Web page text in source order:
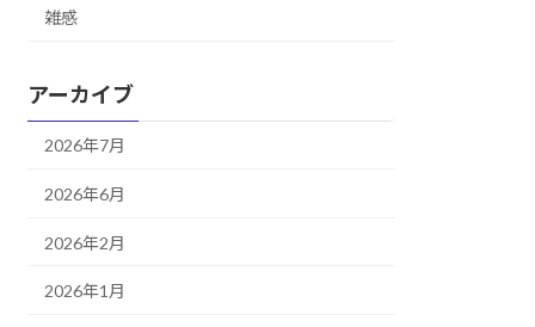
雑感
アーカイブ
2026年7月
2026年6月
2026年2月
2026年1月